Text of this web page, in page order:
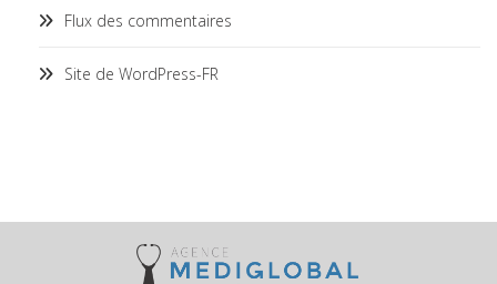
Flux des commentaires
Site de WordPress-FR